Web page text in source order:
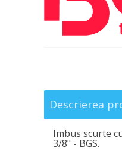
Descrierea
Imbus scurte
3/8" - BGS.